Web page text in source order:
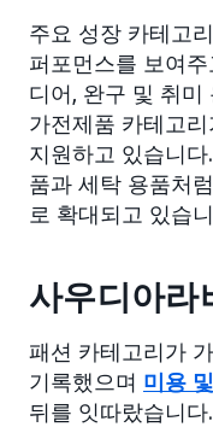
주요 성장 카테고
퍼포먼스를 보여
디어, 완구 및 취미
가전제품 카테고
지원하고 있습니
품과 세탁 용품처
로 확대되고 있습
사우디아라
패션 카테고리가
기록했으며 미용
뒤를 잇따랐습니